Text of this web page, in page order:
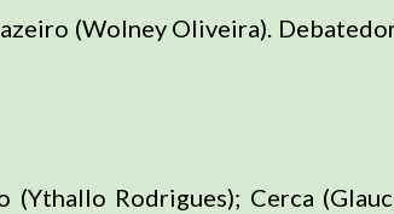
(Wolney Oliveira).
(Ythallo Rodrigues); Cerca